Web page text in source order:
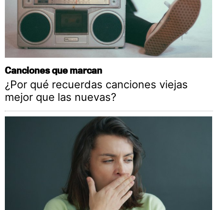
Canciones que marcan
¿Por qué recuerdas canciones viejas
mejor que las nuevas?